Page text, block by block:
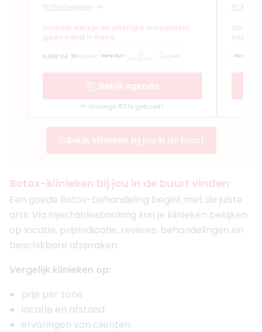
Profiel bekijken
Innerlijk welzijn en uiterlijke schoonheid
gaan hand in hand
Bekijk agenda
Onlangs 837x geboekt
Profiel
Onze
veilig!
Bekijk klinieken bij jou in de buurt
Botox-klinieken bij jou in de buurt vinden
Een goede Botox-behandeling begint met de juiste
arts. Via Injectablesbooking kun je klinieken bekijken
op locatie, prijsindicatie, reviews, behandelingen en
beschikbare afspraken.
Vergelijk klinieken op:
prijs per zone
locatie en afstand
ervaringen van cliënten